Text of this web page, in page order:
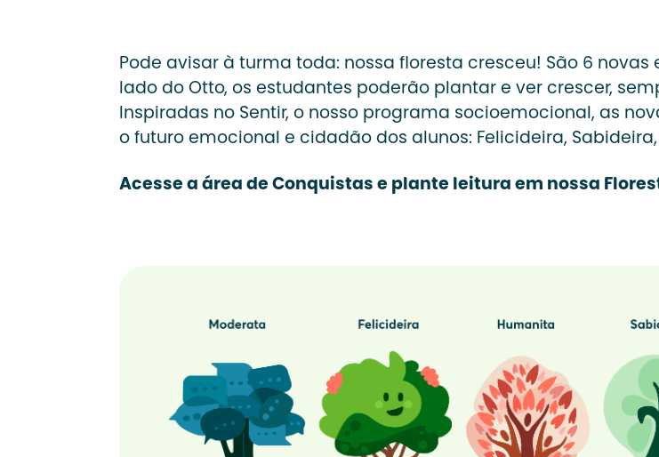
Pode avisar à turma toda: nossa floresta cresceu! São 6
lado do Otto, os estudantes poderão plantar e ver crescer,
Inspiradas no Sentir, o nosso programa socioemocional, as
o futuro emocional e cidadão dos alunos: Felicideira,
Acesse a área de Conquistas e plante leitura em nossa